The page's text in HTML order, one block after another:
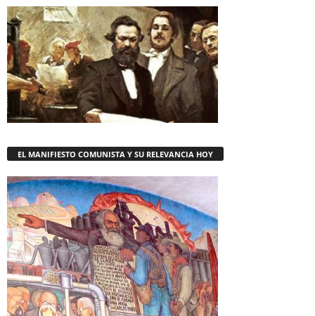
EL MANIFIESTO COMUNISTA Y SU RELEVANCIA HOY